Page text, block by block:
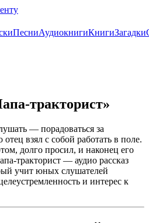
ПесниАудиокнигиКнигиЗагадки
тракторист»
— порадоваться за
взял с собой работать в поле.
долго просил, и наконец его
тракторист — аудио рассказ
учит юных слушателей
и интерес к